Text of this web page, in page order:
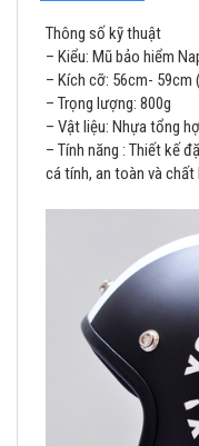
Thông số kỹ thuật
– Kiểu: Mũ bảo hiểm
– Kích cỡ: 56cm- 59cm
– Trọng lượng: 800g
– Vật liệu: Nhựa tổng
– Tính năng : Thiết kế
cá tính, an toàn và chất